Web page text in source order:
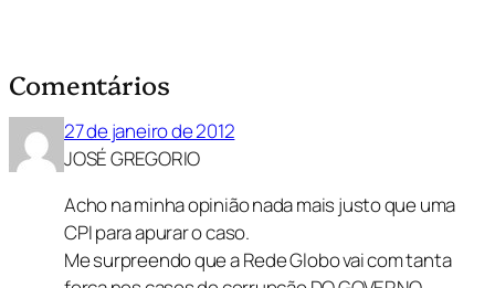
Comentários
27 de janeiro de 2012
JOSÉ GREGORIO
Acho na minha opinião nada mais justo que uma
CPI para apurar o caso.
Me surpreendo que a Rede Globo vai com tanta